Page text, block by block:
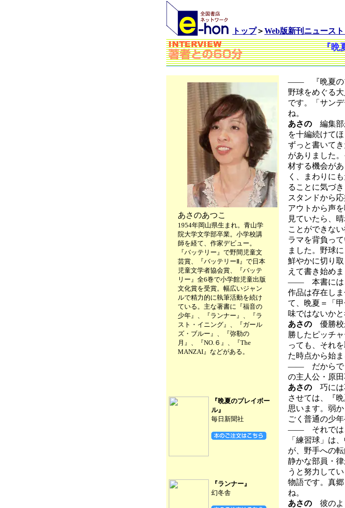
トップ＞Web版新刊ニュース
『晩
あさのあつこ
1954年岡山県生まれ。青山学
院大学文学部卒業。小学校講
師を経て、作家デビュー。
『バッテリー』で野間児童文
芸賞、『バッテリーⅡ』で日本
児童文学者協会賞、『バッテ
リー』全6巻で小学館児童出版
文化賞を受賞。幅広いジャン
ルで精力的に執筆活動を続け
ている。主な著書に『福音の
少年』、『ランナー』、『ラ
スト・イニング』、『ガール
ズ・ブルー』、『弥勒の
月』、『NO.６』、『The
MANZAI』などがある。
『晩夏のプレイボー
ル』
毎日新聞社
『ランナー』
幻冬舎
―― 『晩夏のプ
野球をめぐる
です。「サン
ね。
あさの 編集部
を十編続けて
ずっと書いて
がありました
材する機会が
く、まわりにも
ることに気づ
スタンドから
アウトから声
見ていたら、
ことができな
ラマを背負っ
ました。野球
鮮やかに切り
えて書き始めま
―― 本書には、
作品は存在し
て、晩夏＝「
味ではないかと
あさの 優勝校
勝したピッチ
っても、それ
た時点から始
―― だからでし
の主人公・原
あさの 巧には
させては、『
思います。弱
ごく普通の少
―― それでは
「練習球」は
が、野手への
静かな部員・
うと努力して
物語です。真
ね。
あさの 彼のよ